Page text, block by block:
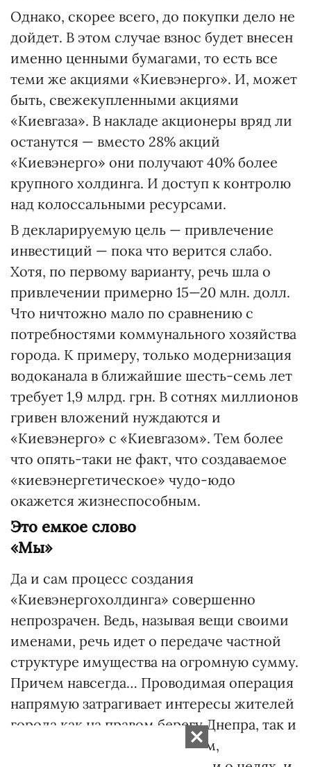
Однако, скорее всего, до покупки дело не
дойдет. В этом случае взнос будет внесен
именно ценными бумагами, то есть все
теми же акциями «Киевэнерго». И, может
быть, свежекупленными акциями
«Киевгаза». В накладе акционеры вряд ли
останутся — вместо 28% акций
«Киевэнерго» они получают 40% более
крупного холдинга. И доступ к контролю
над колоссальными ресурсами.
В декларируемую цель — привлечение
инвестиций — пока что верится слабо.
Хотя, по первому варианту, речь шла о
привлечении примерно 15—20 млн. долл.
Что ничтожно мало по сравнению с
потребностями коммунального хозяйства
города. К примеру, только модернизация
водоканала в ближайшие шесть-семь лет
требует 1,9 млрд. грн. В сотнях миллионов
гривен вложений нуждаются и
«Киевэнерго» с «Киевгазом». Тем более
что опять-таки не факт, что создаваемое
«киевэнергетическое» чудо-юдо
окажется жизнеспособным.
Это емкое слово
«Мы»
Да и сам процесс создания
«Киевэнергохолдинга» совершенно
непрозрачен. Ведь, называя вещи своими
именами, речь идет о передаче частной
структуре имущества на огромную сумму.
Причем навсегда… Проводимая операция
напрямую затрагивает интересы жителей
города как на правом берегу Днепра, так и
на левом. И они, как минимум,